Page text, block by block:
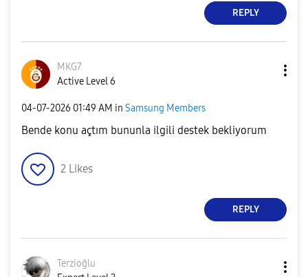
REPLY
MKG7
Active Level 6
‎04-07-2026 01:49 AM in Samsung Members
Bende konu açtım bununla ilgili destek bekliyorum
2 Likes
REPLY
Terzioğlu